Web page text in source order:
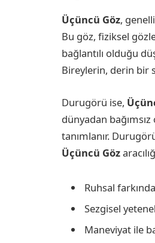
Üçüncü Göz,
Bu göz, fiziksel
bağlantılı olduğu
Bireylerin, derin bir
Durugörü ise,
dünyadan
tanımlanır.
Üçüncü Göz
Ruhsal
Sezgisel
Maneviyat ile